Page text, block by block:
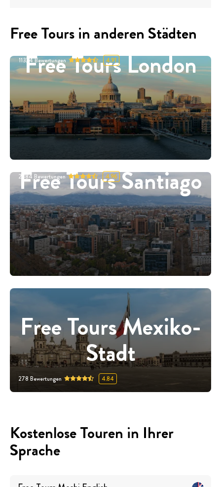
Free Tours in anderen Städten
Free Tours London
11324Bewertungen 4.91
Free Tours Santiago
2884 Bewertungen 4.96
Free Tours Mexiko-
Stadt
278 Bewertungen 4.84
Kostenlose Touren in Ihrer
Sprache